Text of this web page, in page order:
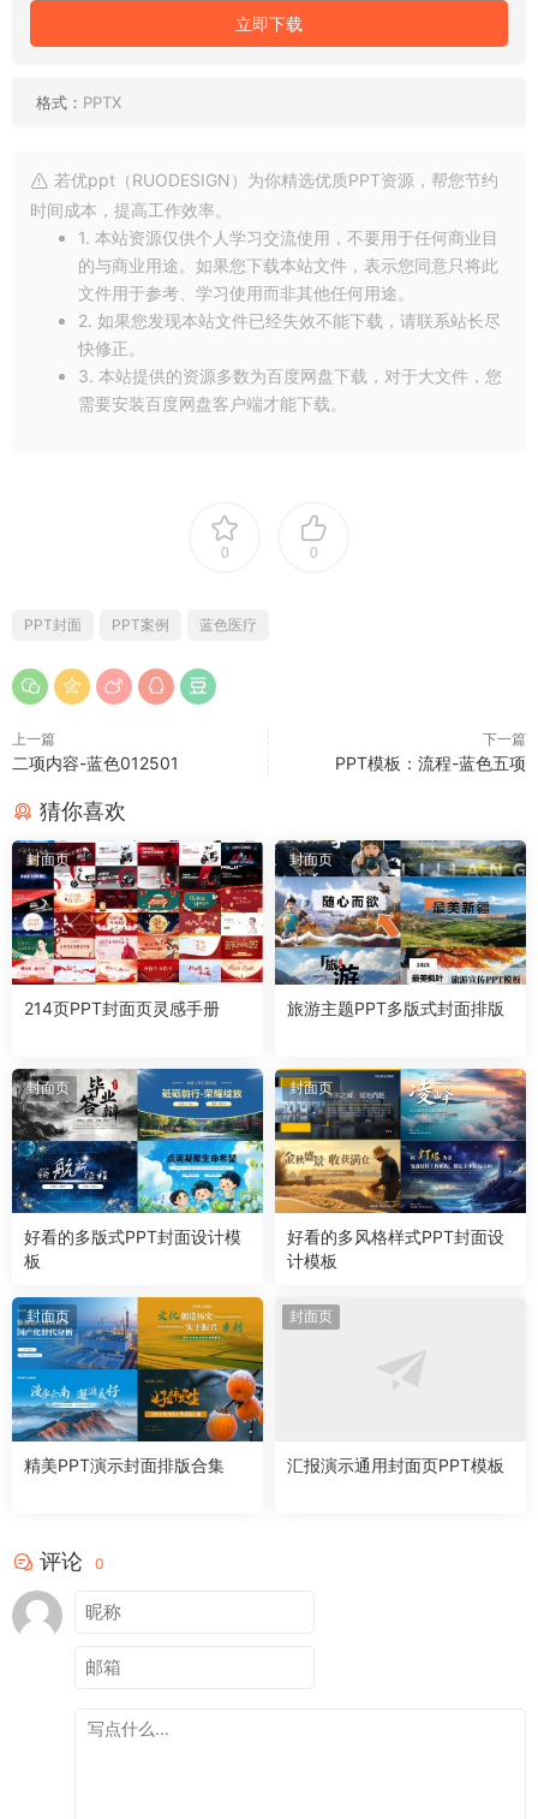
立即下载
格式： PPTX
若优ppt（RUODESIGN）为你精选优质PPT资源，帮您节约
时间成本，提高工作效率。
1. 本站资源仅供个人学习交流使用，不要用于任何商业目
的与商业用途。如果您下载本站文件，表示您同意只将此
文件用于参考、学习使用而非其他任何用途。
2. 如果您发现本站文件已经失效不能下载，请联系站长尽
快修正。
3. 本站提供的资源多数为百度网盘下载，对于大文件，您
需要安装百度网盘客户端才能下载。
0 0
PPT封面 PPT案例 蓝色医疗
上一篇
二项内容-蓝色012501
下一篇
PPT模板：流程-蓝色五项
猜你喜欢
封面页
214页PPT封面页灵感手册
封面页
旅游主题PPT多版式封面排版
封面页
好看的多版式PPT封面设计模
板
封面页
好看的多风格样式PPT封面设
计模板
封面页
精美PPT演示封面排版合集
封面页
汇报演示通用封面页PPT模板
评论 0